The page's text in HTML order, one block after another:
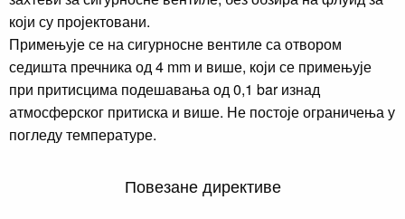
који су пројектовани.
Примењује се на сигурносне вентиле са отвором
седишта пречника од 4 mm и више, који се примењује
при притисцима подешавања од 0,1 bar изнад
атмосферског притиска и више. Не постоје ограничења у
погледу температуре.
Повезане директиве